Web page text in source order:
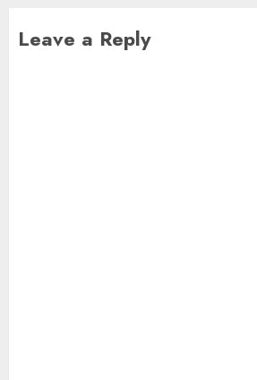
Leave a Reply